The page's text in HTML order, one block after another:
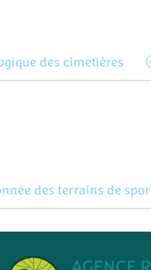
des cimetières
des terrains de